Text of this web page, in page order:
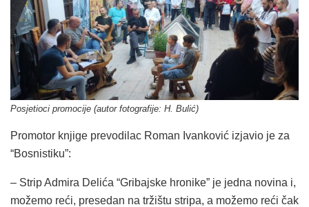
Posjetioci promocije (autor fotografije: H. Bulić)
Promotor knjige prevodilac Roman Ivanković izjavio je za
“Bosnistiku”:
– Strip Admira Delića “Gribajske hronike” je jedna novina i,
možemo reći, presedan na tržištu stripa, a možemo reći čak